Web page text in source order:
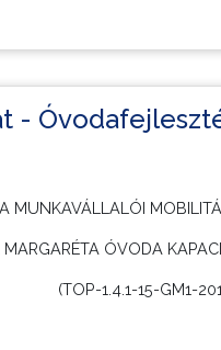
mind
igényeihez, megfelel a
-
A MUNKAVÁLLALÓI
MARGARÉTA ÓVODA
(TOP-1.4.1-15-GM1-